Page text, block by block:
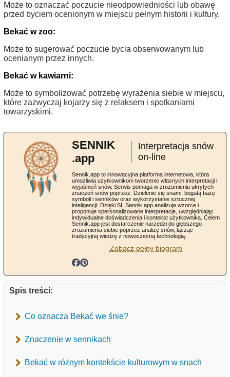
Może to oznaczać poczucie nieodpowiedniości lub obawę
przed byciem ocenionym w miejscu pełnym historii i kultury.
Bekać w zoo:
Może to sugerować poczucie bycia obserwowanym lub
ocenianym przez innych.
Bekać w kawiarni:
Może to symbolizować potrzebę wyrażenia siebie w miejscu,
które zazwyczaj kojarzy się z relaksem i spotkaniami
towarzyskimi.
SENNIK
.app
Interpretacja snów
on-line
Sennik.app to innowacyjna platforma internetowa, która
umożliwia użytkownikom tworzenie własnych interpretacji i
wyjaśnień snów. Serwis pomaga w zrozumieniu ukrytych
znaczeń snów poprzez: Dzielenie się snami, bogatą bazę
symboli i senników oraz wykorzystanie sztucznej
inteligencji: Dzięki SI, Sennik.app analizuje wzorce i
proponuje spersonalizowane interpretacje, uwzględniając
indywidualne doświadczenia i kontekst użytkownika. Celem
Sennik.app jest dostarczenie narzędzi do głębszego
zrozumienia siebie poprzez analizę snów, łącząc
tradycyjną wiedzę z nowoczesną technologią.
Zobacz pełny biogram
Spis treści:
Co oznacza Bekać we śnie?
Znaczenie w sennikach
Bekać w różnym kontekście kulturowym w snach